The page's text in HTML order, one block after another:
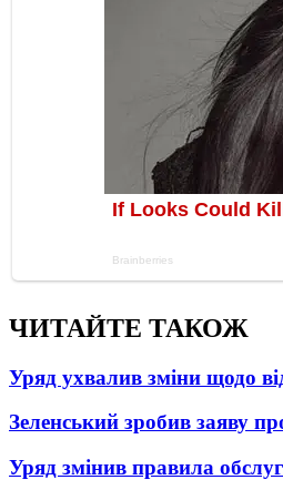
ЧИТАЙТЕ ТАКОЖ
Уряд ухвалив зміни щодо
Зеленський зробив заяву
Уряд змінив правила